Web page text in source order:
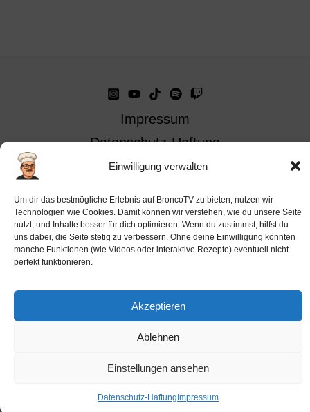
Einwilligung verwalten
Um dir das bestmögliche Erlebnis auf BroncoTV zu bieten, nutzen wir
Technologien wie Cookies. Damit können wir verstehen, wie du unsere Seite
nutzt, und Inhalte besser für dich optimieren. Wenn du zustimmst, hilfst du
uns dabei, die Seite stetig zu verbessern. Ohne deine Einwilligung könnten
manche Funktionen (wie Videos oder interaktive Rezepte) eventuell nicht
perfekt funktionieren.
Akzeptieren
Ablehnen
Einstellungen ansehen
Datenschutz-Haftung Impressum
Impressum
Datenschutz-Haftung
Cookie-Richtlinie (EU)
Ai-License
Copyright © 2026 BroncoTV.com